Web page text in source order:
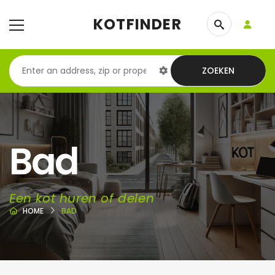
KOTFINDER
ZOEKEN
Bad
Een kot huren of delen
HOME BAD